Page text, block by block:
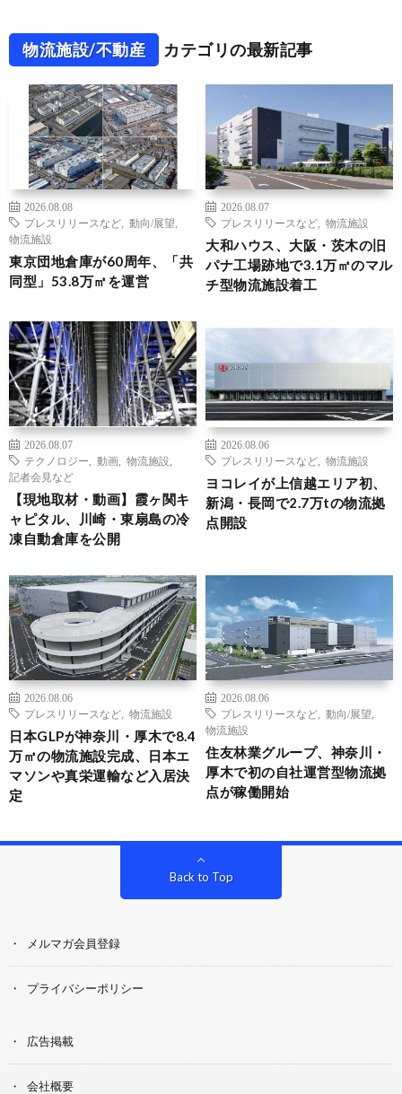
物流施設/不動産 カテゴリの最新記事
2026.08.08
プレスリリースなど
動向/展望
物流施設
東京団地倉庫が60周年、「共
同型」53.8万㎡を運営
2026.08.07
プレスリリースなど
物流施設
大和ハウス、大阪・茨木の旧
パナ工場跡地で3.1万㎡のマル
チ型物流施設着工
2026.08.07
テクノロジー
動画 物流施設
記者会見など
【現地取材・動画】霞ヶ関キ
ャピタル、川崎・東扇島の冷
凍自動倉庫を公開
2026.08.06
プレスリリースなど
物流施設
ヨコレイが上信越エリア初、
新潟・長岡で2.7万tの物流拠
点開設
2026.08.06
プレスリリースなど
物流施設
日本GLPが神奈川・厚木で8.4
万㎡の物流施設完成、日本エ
マソンや真栄運輸など入居決
定
2026.08.06
プレスリリースなど
動向/展望
物流施設
住友林業グループ、神奈川・
厚木で初の自社運営型物流拠
点が稼働開始
Back to Top
メルマガ会員登録
プライバシーポリシー
広告掲載
会社概要